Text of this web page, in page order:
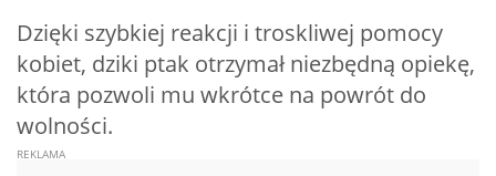
Dzięki szybkiej reakcji i troskliwej pomocy
kobiet, dziki ptak otrzymał niezbędną opiekę,
która pozwoli mu wkrótce na powrót do
wolności.